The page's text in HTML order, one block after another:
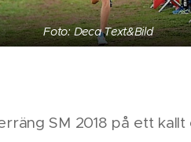
Foto: Deca Text&Bild
SM 2018 på ett kallt